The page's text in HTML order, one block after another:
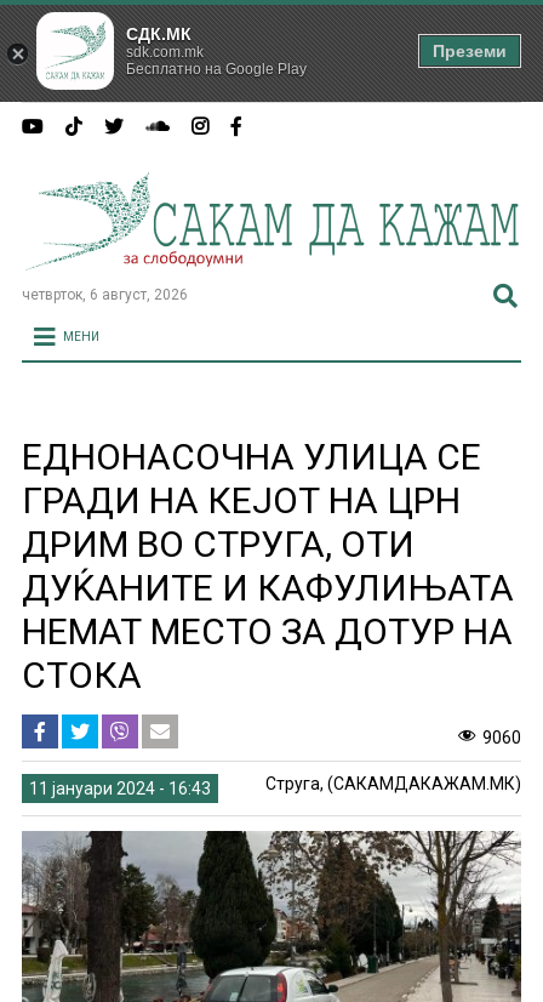
четврток, 6 август, 2026
МЕНИ
ЕДНОНАСОЧНА УЛИЦА СЕ
ГРАДИ НА КЕЈОТ НА ЦРН
ДРИМ ВО СТРУГА, ОТИ
ДУЌАНИТЕ И КАФУЛИЊАТА
НЕМАТ МЕСТО ЗА ДОТУР НА
СТОКА
9060
11 јануари 2024 - 16:43 Струга, (САКАМДАКАЖАМ.МК)
СДК.МК
sdk.com.mk
Бесплатно на Google Play
Преземи